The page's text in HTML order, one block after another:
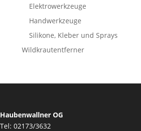
Elektrowerkzeuge
Handwerkzeuge
Silikone, Kleber und Sprays
Wildkrautentferner
Haubenwallner OG
Tel: 02173/3632